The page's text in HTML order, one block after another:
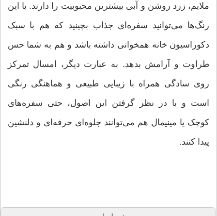
ملایم، زرد روشن و آبی بیشترین محبوبیت را دارند. با این
رنگ‌ها می‌توانید سفره‌ای جذاب بچینید که هم با سبک
دکوراسیون خانه همخوانی داشته باشد و هم به شما حس
طراوت و آرامش بدهد. به عبارت دیگر، امسال تمرکز
روی سادگی همراه با زیبایی طبیعی و هماهنگی رنگی
است و با در نظر گرفتن این اصول، حتی سفره‌های
کوچک یا مینیمال هم می‌توانند جلوه‌ای حرفه‌ای و دلنشین
پیدا کنند.